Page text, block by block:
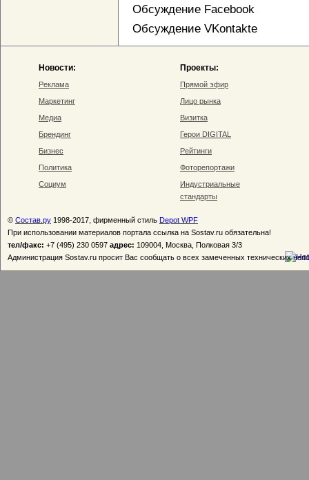
Обсуждение Facebook
Обсуждение VKontakte
Новости:
Реклама
Маркетинг
Медиа
Брендинг
Бизнес
Политика
Социум
Проекты:
Прямой эфир
Лицо рынка
Визитка
Герои DIGITAL
Рейтинги
Фоторепортажи
Индустриальные
стандарты
© Состав.ру 1998-2017, фирменный стиль Depot WPF
При использовании материалов портала ссылка на Sostav.ru обязательна!
тел/факс: +7 (495) 230 0597 адрес: 109004, Москва, Полковая 3/3
Администрация Sostav.ru просит Вас сообщать о всех замеченных технических